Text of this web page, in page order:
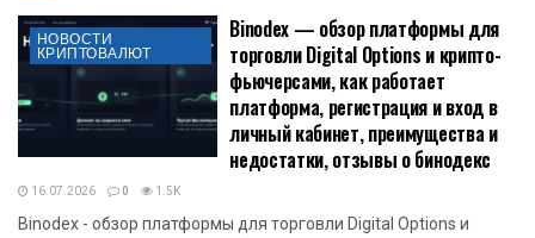
НОВОСТИ
КРИПТОВАЛЮТ
Binodex — обзор платформы для
торговли Digital Options и крипто-
фьючерсами, как работает
платформа, регистрация и вход в
личный кабинет, преимущества и
недостатки, отзывы о бинодекс
16.07.2026 0 1.5K
Binodex - обзор платформы для торговли Digital Options и